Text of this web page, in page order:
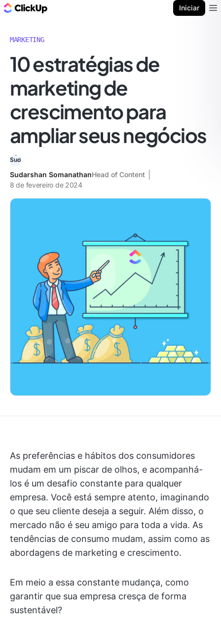
Iniciar
MARKETING
10 estratégias de
marketing de
crescimento para
ampliar seus negócios
Sudarshan SomanathanHead of Content
8 de fevereiro de 2024
As preferências e hábitos dos consumidores
mudam em um piscar de olhos, e acompanhá-
los é um desafio constante para qualquer
empresa. Você está sempre atento, imaginando
o que seu cliente deseja a seguir. Além disso, o
mercado não é seu amigo para toda a vida. As
tendências de consumo mudam, assim como as
abordagens de marketing e crescimento.
Em meio a essa constante mudança, como
garantir que sua empresa cresça de forma
sustentável?